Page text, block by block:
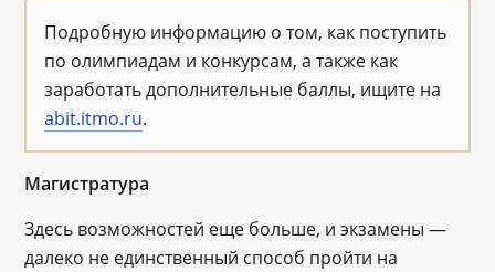
Подробную информацию о том, как поступить
по олимпиадам и конкурсам, а также как
заработать дополнительные баллы, ищите на
abit.itmo.ru.
Магистратура
Здесь возможностей еще больше, и экзамены ―
далеко не единственный способ пройти на